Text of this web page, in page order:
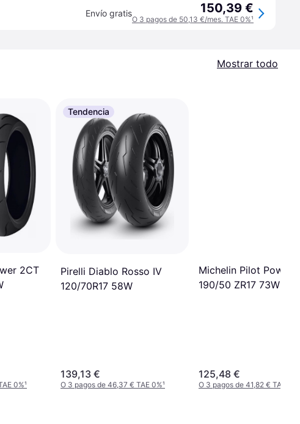
Envío gratis 150,39 €
O 3 pagos de 50,13 €/mes. TAE 0%¹
Mostrar todo
2CT
0%¹
Tendencia
Pirelli Diablo Rosso IV
120/70R17 58W
139,13 €
O 3 pagos de 46,37 € TAE 0%¹
Michelin Pilot Power
190/50 ZR17 73W TL
125,48 €
O 3 pagos de 41,82 € TAE 0%